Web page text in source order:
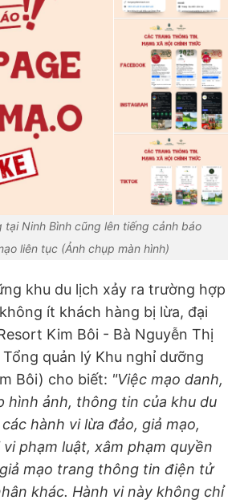
tại Ninh Bình cũng lên tiếng cảnh báo
liên tục (Ảnh chụp màn hình)
khu du lịch xảy ra trường hợp
ít khách hàng bị lừa, đại
Kim Bôi - Bà Nguyễn Thị
quản lý Khu nghỉ dưỡng
Bôi) cho biết: "Việc mạo danh,
hình ảnh, thông tin của khu du
hành vi lừa đảo, giả mạo,
phạm luật, xâm phạm quyền
mạo trang thông tin điện tử
khác. Hành vi này không chỉ